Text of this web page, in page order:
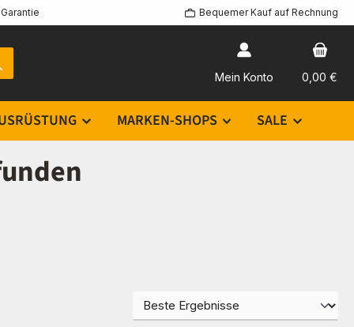
Bequemer Kauf auf Rechnung
Mein Konto 0,00 €
MARKEN-SHOPS SALE